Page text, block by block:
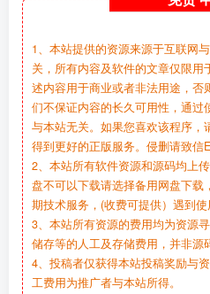
1、本站提供的资源来源于互联网
关，所有内容及软件的文章仅限用
述内容用于商业或者非法用途，否
们不保证内容的长久可用性，通过
与本站无关。如果您喜欢该程序，
得到更好的正版服务。侵删请致信
2、本站所有软件资源和源码均上
盘不可以下载请选择备用网盘下载
期技术服务，(收费可提供）遇到
3、本站所有资源的费用均为资源
储存等的人工及存储费用，并非源
4、投稿者仅获得本站投稿奖励与
工费用为推广者与本站所得。